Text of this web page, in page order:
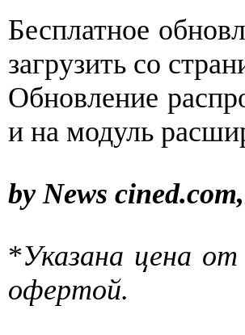
Бесплатное
загрузить со
Обновление
и на модуль
by News
*Указана цена от
офертой.